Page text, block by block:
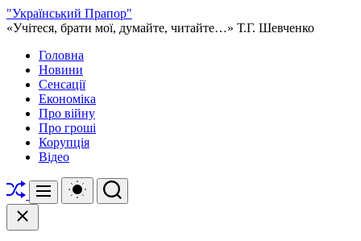
Перейти
до
"Український Прапор"
«Учітеся, брати мої, думайте, читайте…» Т.Г. Шевченко
Головна
Новини
Сенсації
Економіка
Про війну
Про гроші
Корупція
Відео
Перетасувати
Меню
Перемикач
кольорового
Пошук
Закрити